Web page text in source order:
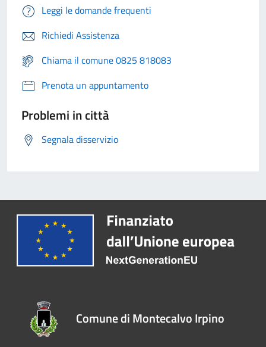
Leggi le domande frequenti
Richiedi Assistenza
Chiama il comune 0825 818083
Prenota un appuntamento
Problemi in città
Segnala disservizio
Comune di Montecalvo Irpino